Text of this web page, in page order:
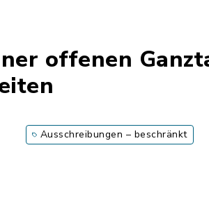
offenen
Ausschreibungen – beschränkt